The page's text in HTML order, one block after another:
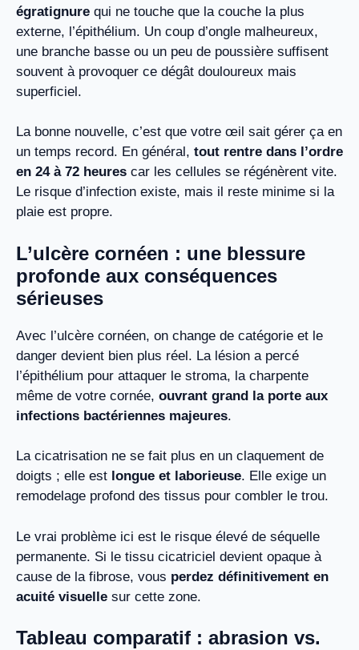
égratignure qui ne touche que la couche la plus
externe, l’épithélium. Un coup d’ongle malheureux,
une branche basse ou un peu de poussière suffisent
souvent à provoquer ce dégât douloureux mais
superficiel.
La bonne nouvelle, c’est que votre œil sait gérer ça en
un temps record. En général, tout rentre dans l’ordre
en 24 à 72 heures car les cellules se régénèrent vite.
Le risque d’infection existe, mais il reste minime si la
plaie est propre.
L’ulcère cornéen : une blessure
profonde aux conséquences
sérieuses
Avec l’ulcère cornéen, on change de catégorie et le
danger devient bien plus réel. La lésion a percé
l’épithélium pour attaquer le stroma, la charpente
même de votre cornée, ouvrant grand la porte aux
infections bactériennes majeures.
La cicatrisation ne se fait plus en un claquement de
doigts ; elle est longue et laborieuse. Elle exige un
remodelage profond des tissus pour combler le trou.
Le vrai problème ici est le risque élevé de séquelle
permanente. Si le tissu cicatriciel devient opaque à
cause de la fibrose, vous perdez définitivement en
acuité visuelle sur cette zone.
Tableau comparatif : abrasion vs.